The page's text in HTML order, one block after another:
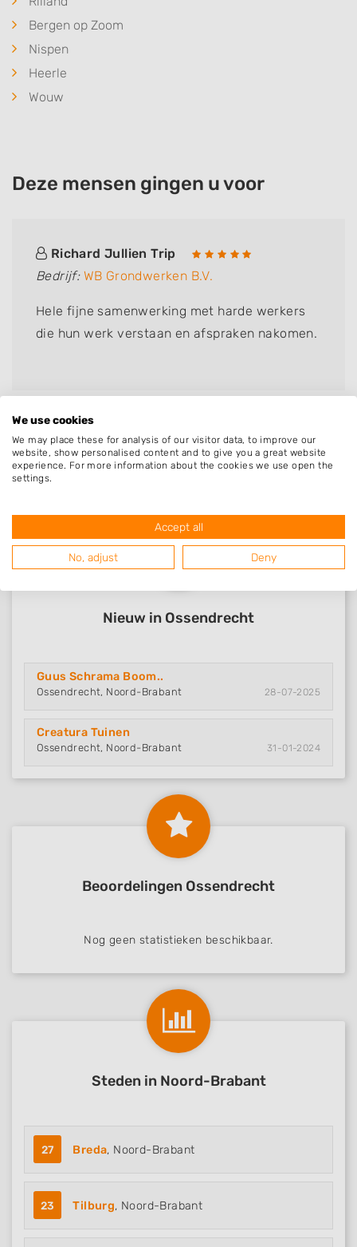
Bergen op Zoom
Nispen
Heerle
Wouw
Deze mensen gingen u voor
Richard Jullien Trip
Bedrijf: WB Grondwerken B.V.
Hele fijne samenwerking met harde werkers
die hun werk verstaan en afspraken nakomen.
Nieuw in Ossendrecht
Guus Schrama Boom..
Ossendrecht, Noord-Brabant 28-07-2025
Creatura Tuinen
Ossendrecht, Noord-Brabant 31-01-2024
Beoordelingen Ossendrecht
Nog geen statistieken beschikbaar.
Steden in Noord-Brabant
27 Breda, Noord-Brabant
23 Tilburg, Noord-Brabant
We use cookies
We may place these for analysis of our visitor data, to improve our
website, show personalised content and to give you a great website
experience. For more information about the cookies we use open the
settings.
Accept all
No, adjust Deny